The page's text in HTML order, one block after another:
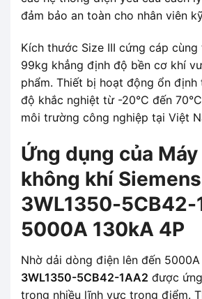
đảm bảo an toàn cho nhân viên
Kích thước Size III cứng cáp
99kg khẳng định độ bền cơ khí
phẩm. Thiết bị hoạt động ổn định
độ khắc nghiệt từ -20°C đến
môi trường công nghiệp tại Việt
Ứng dụng của
không khí Siemens
3WL1350-5CB42-
5000A 130kA 4P
Nhờ dải dòng điện lên đến
3WL1350-5CB42-1AA2 được
trong nhiều lĩnh vực trọng điểm.